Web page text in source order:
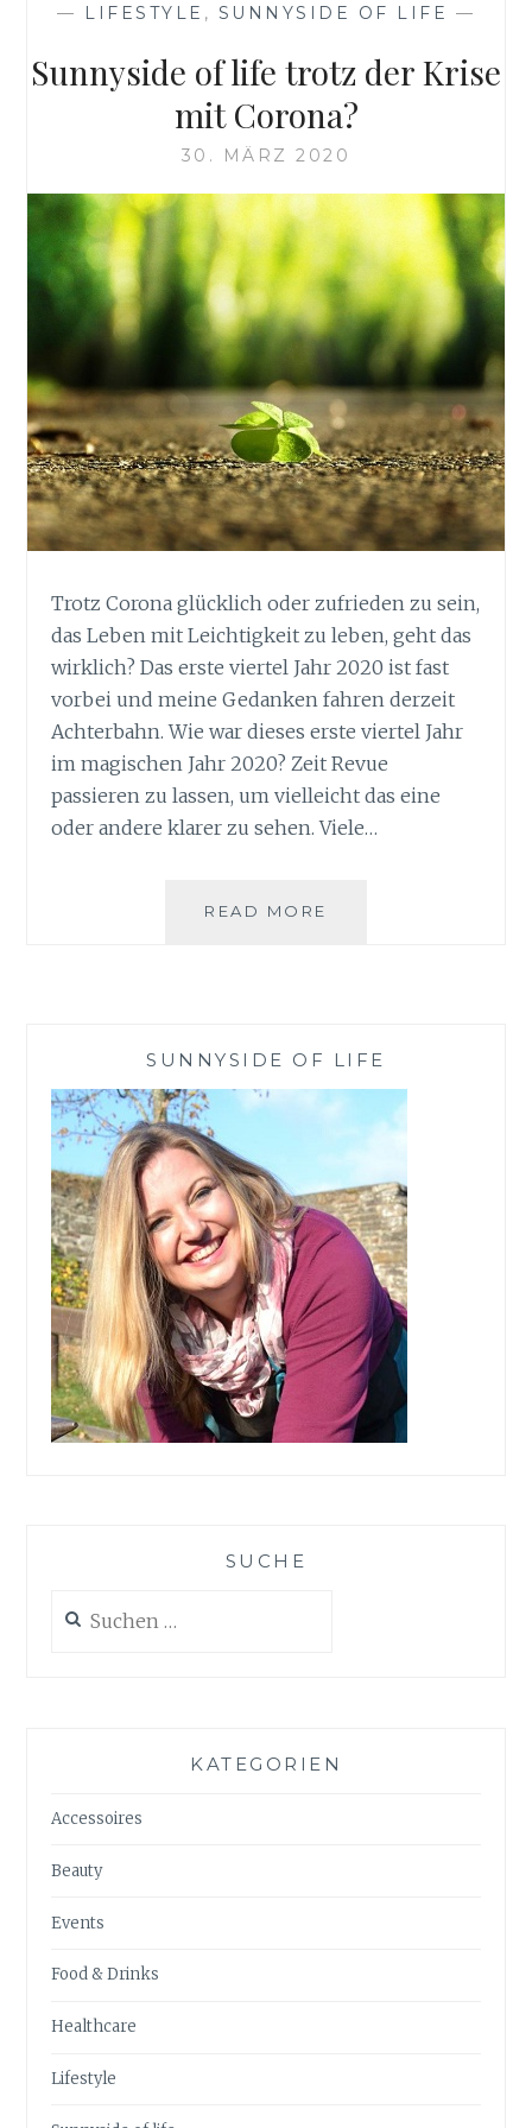
— LIFESTYLE , SUNNYSIDE OF LIFE —
Sunnyside of life trotz der Krise
mit Corona?
30. MÄRZ 2020
Trotz Corona glücklich oder zufrieden zu sein,
das Leben mit Leichtigkeit zu leben, geht das
wirklich? Das erste viertel Jahr 2020 ist fast
vorbei und meine Gedanken fahren derzeit
Achterbahn. Wie war dieses erste viertel Jahr
im magischen Jahr 2020? Zeit Revue
passieren zu lassen, um vielleicht das eine
oder andere klarer zu sehen. Viele…
READ MORE
MIT
CORONA?
SUNNYSIDE OF LIFE
SUCHE
nach:
KATEGORIEN
Accessoires
Beauty
Events
Food & Drinks
Healthcare
Lifestyle